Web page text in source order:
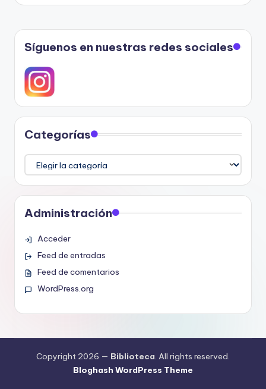
Síguenos en nuestras redes sociales
Categorías
Categorías
Administración
Acceder
Feed de entradas
Feed de comentarios
WordPress.org
Copyright 2026 — Biblioteca. All rights reserved.
Bloghash WordPress Theme